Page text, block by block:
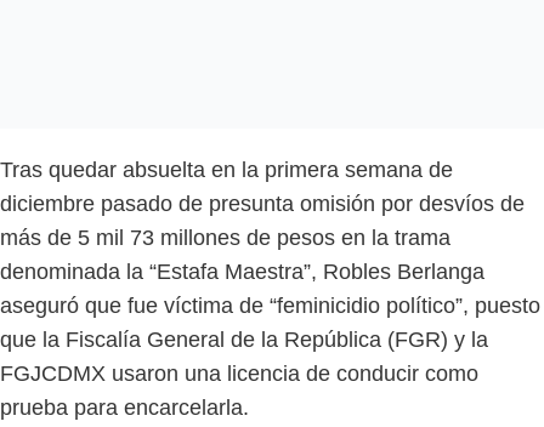
Tras quedar absuelta en la primera semana de
diciembre pasado de presunta omisión por desvíos de
más de 5 mil 73 millones de pesos en la trama
denominada la “Estafa Maestra”, Robles Berlanga
aseguró que fue víctima de “feminicidio político”, puesto
que la Fiscalía General de la República (FGR) y la
FGJCDMX usaron una licencia de conducir como
prueba para encarcelarla.